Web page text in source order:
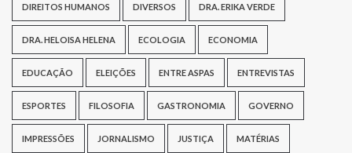
DIREITOS HUMANOS DIVERSOS DRA. ERIKA VERDE
DRA. HELOISA HELENA ECOLOGIA ECONOMIA
EDUCAÇÃO ELEIÇÕES ENTRE ASPAS ENTREVISTAS
ESPORTES FILOSOFIA GASTRONOMIA GOVERNO
IMPRESSÕES JORNALISMO JUSTIÇA MATÉRIAS